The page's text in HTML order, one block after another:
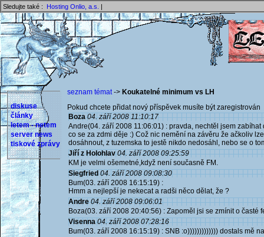
Sledujte také : Hosting Onlio, a.s. |
diskuse
články
letem - netem
server news
tiskové zprávy
seznam témat-> Koukatelné minimum vs LH
Pokud chcete přidat nový příspěvek musíte být
Boza 04. září 2008 11:10:17
Andre(04. září 2008 11:06:01) : pravda, nechtěl jsem
co se za zdmi děje :) Což nic nemění na závěru že ačkoliv
dosáhnout, z tuzemska to jestě nikdo nedosáhl, nebo se o
Jiří z Holohlav 04. září 2008 09:25:59
KM je velmi ošemetné,když není současně FM.
Siegfried 04. září 2008 09:08:30
Bum(03. září 2008 16:15:19) :
Hmm a nejlepší je nekecat a radši něco dělat, že ?
Andre 04. září 2008 09:06:01
Boza(03. září 2008 20:40:56) : Zapoměl jsi se zmínit o časté
Visenna 04. září 2008 07:28:16
Bum(03. září 2008 16:15:19) : SNB :o))))))))))))) dostals mě